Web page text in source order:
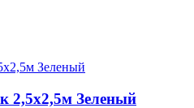
Зеленый